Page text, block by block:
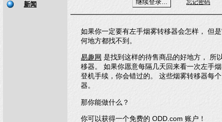
如果你一定要有左手烟雾转移器会怎样， 但
何地方都找不到。
易趣网 是找到这样的待售商品的好地方， 所
移器。 如果你愿意每隔几天回来看一次左手
登机手续，你会错过的。 这些烟雾转移器每
器。
那你能做什么？
你可以获得一个免费的 ODD.com 账户！